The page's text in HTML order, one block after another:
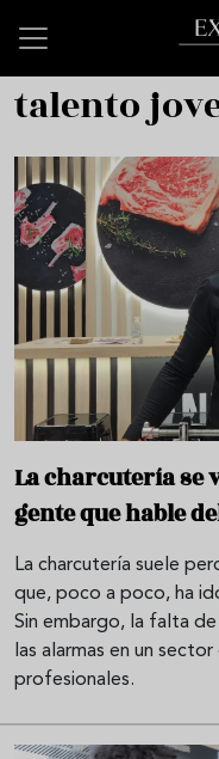
talento
La charcutería se
gente que hable
La charcutería suele
que, poco a poco, ha
Sin embargo, la falta
las alarmas en un
profesionales.